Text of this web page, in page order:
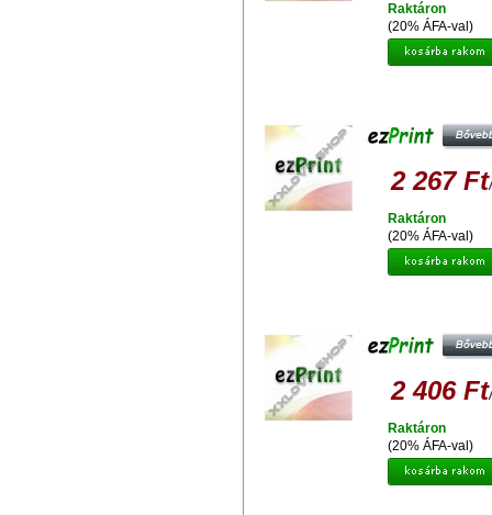
(20% ÁFA-val)
Raktáron
2 267 Ft
(20% ÁFA-val)
Raktáron
2 406 Ft
(20% ÁFA-val)
Raktáron